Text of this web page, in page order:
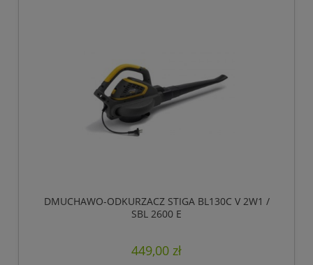
DMUCHAWO-ODKURZACZ STIGA BL130C V 2W1 /
SBL 2600 E
449,00 zł